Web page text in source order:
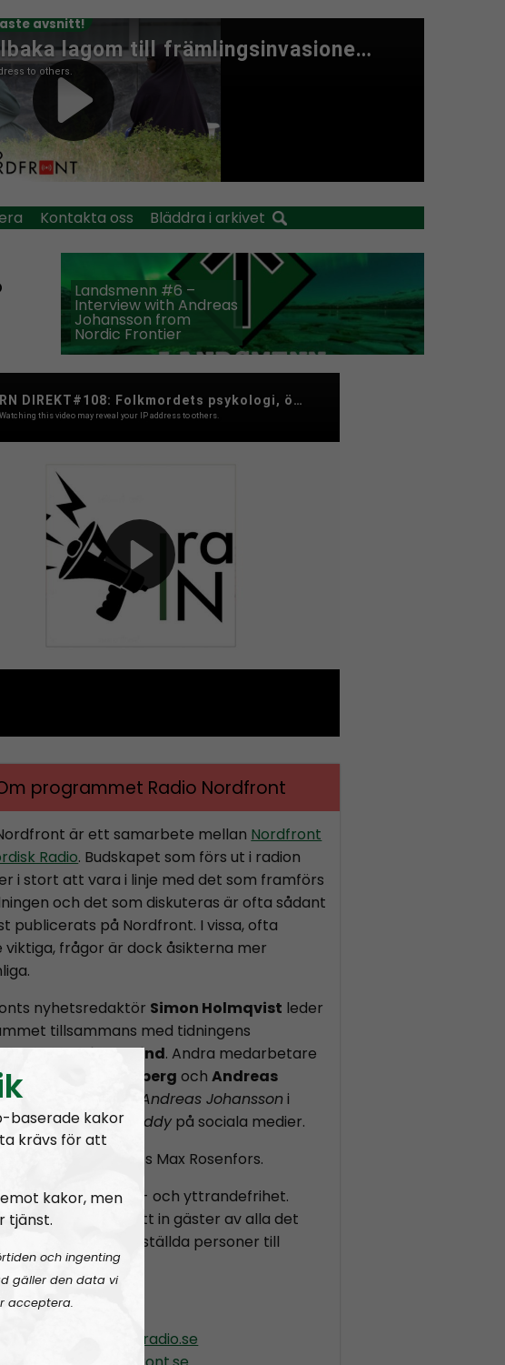
avsnitt!
Kontakta oss Bläddra i arkivet
Landsmenn #6 –
Interview with Andreas
Johansson from
Nordic Frontier
programmet Radio Nordfront
är ett samarbete mellan Nordfront
Radio. Budskapet som förs ut i radion
i stort att vara i linje med det som framförs
och det som diskuteras är ofta sådant
publicerats på Nordfront. I vissa, ofta
viktiga, frågor är dock åsikterna mer
nyhetsredaktör Simon Holmqvist leder
tillsammans med tidningens
Martin Saxlind. Andra medarbetare
Tobias Lindberg ochAndreas
, även känd som Andreas Johansson i
ochHey Buddy på sociala medier.
är Nordisk Radios Max Rosenfors.
gillar åsikt- och yttrandefrihet.
vi titt som tätt in gäster av alla det
sympatiskt inställda personer till
baserade kakor
krävs för att
kakor, men
tjänst.
och ingenting
gäller den data vi
acceptera.